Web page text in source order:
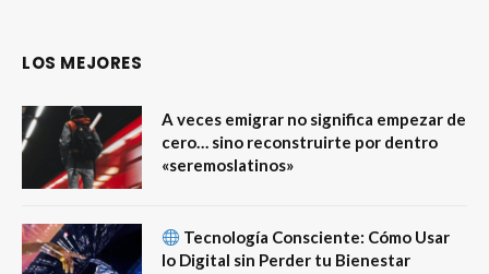
LOS MEJORES
A veces emigrar no significa empezar de
cero… sino reconstruirte por dentro
«seremoslatinos»
Tecnología Consciente: Cómo Usar
lo Digital sin Perder tu Bienestar